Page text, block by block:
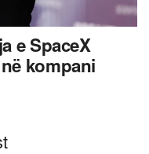
e SpaceX
kompani